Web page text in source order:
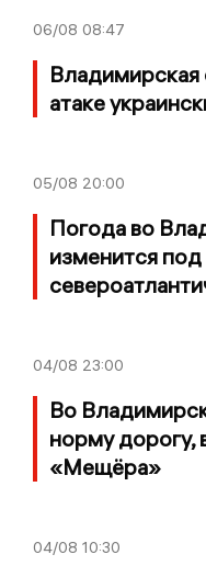
06/08 08:47
Владимирская
атаке
05/08 20:00
Погода во
изменится
04/08 23:00
Во
норму дорогу,
«Мещёра»
04/08 10:30